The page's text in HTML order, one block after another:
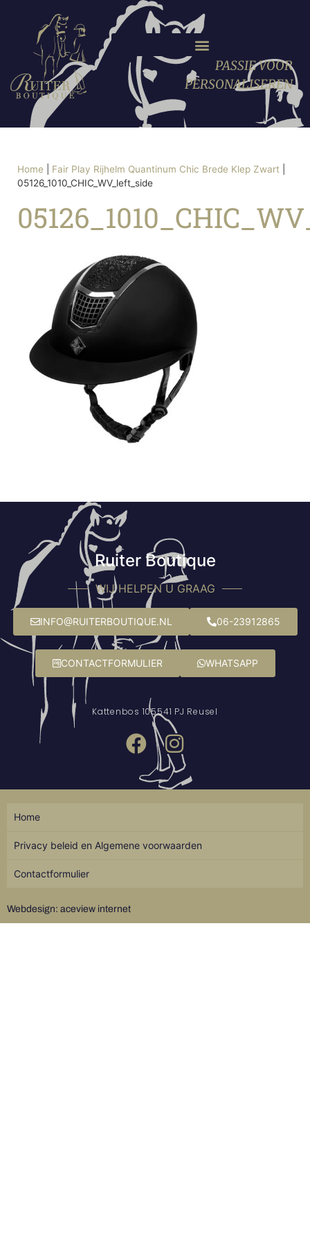
PASSIE VOOR
PERSONALISEREN
Home Fair Play Rijhelm Quantinum Chic Brede Klep Zwart
05126_1010_CHIC_WV_left_side
Ruiter Boutique
WIJ HELPEN U GRAAG
INFO@RUITERBOUTIQUE.NL 06-23912865
CONTACTFORMULIER WHATSAPP
Kattenbos 105541 PJ Reusel
Webdesign: aceview internet
Home
Privacy beleid en Algemene voorwaarden
Contactformulier